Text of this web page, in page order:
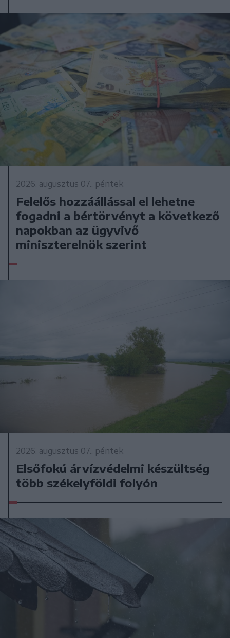
2026. augusztus 07., péntek
Felelős hozzáállással el lehetne
fogadni a bértörvényt a következő
napokban az ügyvivő
miniszterelnök szerint
2026. augusztus 07., péntek
Elsőfokú árvízvédelmi készültség
több székelyföldi folyón